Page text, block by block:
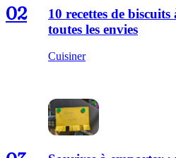
02
10 recettes de
toutes les envies
Cuisiner